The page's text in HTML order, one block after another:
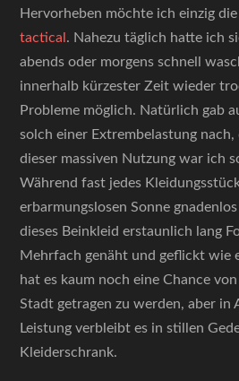
Hervorheben möchte ich einzig
tactical . Nahezu täglich hatte ich
abends oder morgens schnell
innerhalb kürzester Zeit wieder
Probleme möglich. Natürlich gab
solch einer Extrembelastung
dieser massiven Nutzung war ich
Während fast jedes
erbarmungslosen Sonne
dieses Beinkleid erstaunlich lang
Mehrfach genäht und geflickt wie
hat es kaum noch eine Chance
Stadt getragen zu werden, aber in
Leistung verbleibt es in stillen
Kleiderschrank.